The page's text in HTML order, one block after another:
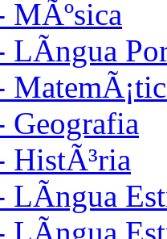
MÃºsica
LÃ­ngua
Geografia
HistÃ³ria
LÃ­ngua
LÃ­ngua